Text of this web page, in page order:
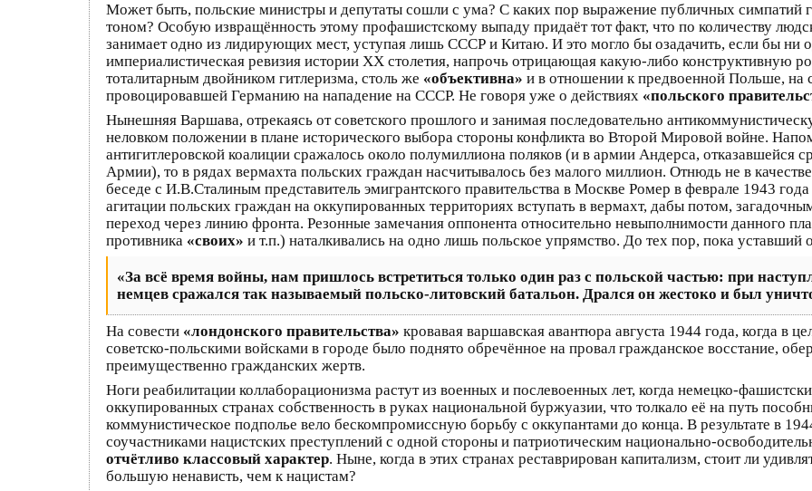
Может быть, польские министры и депутаты сошли с ума? С каких пор выражение публичных симпатий
тоном? Особую извращённость этому профашистскому выпаду придаёт тот факт, что по количеству
занимает одно из лидирующих мест, уступая лишь СССР и Китаю. И это могло бы озадачить, если бы ни
империалистическая ревизия истории XX столетия, напрочь отрицающая какую-либо конструктивную
тоталитарным двойником гитлеризма, столь же «объективна» и в отношении к предвоенной Польше, на
провоцировавшей Германию на нападение на СССР. Не говоря уже о действиях «польского
Нынешняя Варшава, отрекаясь от советского прошлого и занимая последовательно
неловком положении в плане исторического выбора стороны конфликта во Второй Мировой войне.
антигитлеровской коалиции сражалось около полумиллиона поляков (и в армии Андерса, отказавшейся
Армии), то в рядах вермахта польских граждан насчитывалось без малого миллион. Отнюдь не в
беседе с И.В.Сталиным представитель эмигрантского правительства в Москве Ромер в феврале 1943
агитации польских граждан на оккупированных территориях вступать в вермахт, дабы потом,
переход через линию фронта. Резонные замечания оппонента относительно невыполнимости данного
противника «своих» и т.п.) наталкивались на одно лишь польское упрямство. До тех пор, пока уставший
«За всё время войны, нам пришлось встретиться только один раз с польской частью: при
немцев сражался так называемый польско-литовский батальон. Дрался он жестоко и был
На совести «лондонского правительства» кровавая варшавская авантюра августа 1944 года, когда в
советско-польскими войсками в городе было поднято обречённое на провал гражданское восстание,
преимущественно гражданских жертв.
Ноги реабилитации коллаборационизма растут из военных и послевоенных лет, когда немецко-
оккупированных странах собственность в руках национальной буржуазии, что толкало её на путь
коммунистическое подполье вело бескомпромиссную борьбу с оккупантами до конца. В результате в
соучастниками нацистских преступлений с одной стороны и патриотическим национально-
отчётливо классовый характер. Ныне, когда в этих странах реставрирован капитализм, стоит ли
большую ненависть, чем к нацистам?